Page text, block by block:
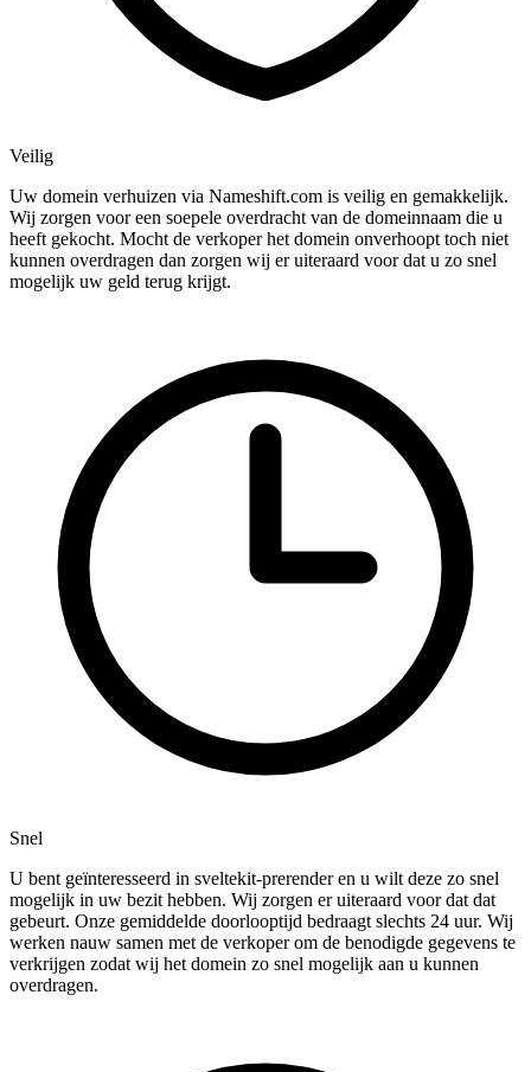
Veilig
Uw domein verhuizen via Nameshift.com is veilig en gemakkelijk.
Wij zorgen voor een soepele overdracht van de domeinnaam die u
heeft gekocht. Mocht de verkoper het domein onverhoopt toch niet
kunnen overdragen dan zorgen wij er uiteraard voor dat u zo snel
mogelijk uw geld terug krijgt.
Snel
U bent geïnteresseerd in sveltekit-prerender en u wilt deze zo snel
mogelijk in uw bezit hebben. Wij zorgen er uiteraard voor dat dat
gebeurt. Onze gemiddelde doorlooptijd bedraagt slechts 24 uur. Wij
werken nauw samen met de verkoper om de benodigde gegevens te
verkrijgen zodat wij het domein zo snel mogelijk aan u kunnen
overdragen.